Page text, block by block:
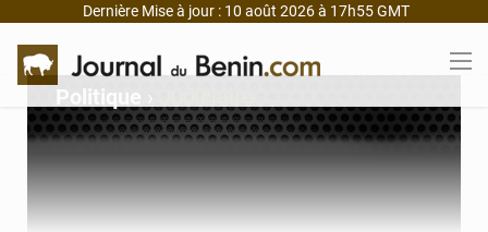
Dernière Mise à jour : 10 août 2026 à 17h55 GMT
Politique ›